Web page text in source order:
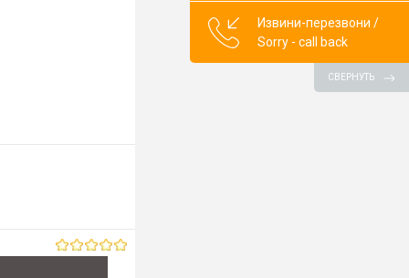
Извини-перезвони /
Sorry - call back
СВЕРНУТЬ